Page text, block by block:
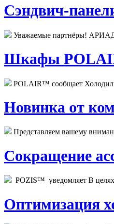
Сэндвич-
Уважаемые партнёры!
Шкафы
POLAIR™ сообщает
Новинка от
Представляем вашему
Сокращение
POZIS™ уведомляет В
Оптимизация